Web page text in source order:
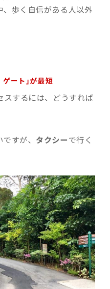
歩く自信がある人以外
ート」が最短
スするには、どうすれば
すが、 タクシーで行く